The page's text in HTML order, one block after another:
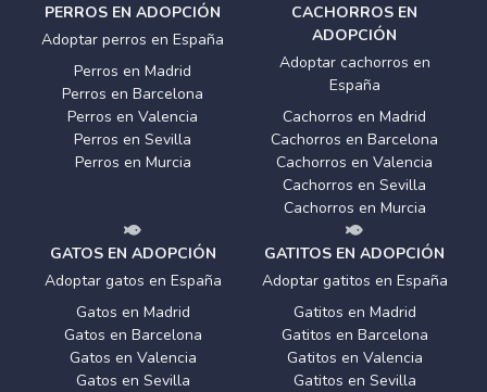
PERROS EN ADOPCIÓN
Adoptar perros en España
Perros en Madrid
Perros en Barcelona
Perros en Valencia
Perros en Sevilla
Perros en Murcia
CACHORROS EN
ADOPCIÓN
Adoptar cachorros en
España
Cachorros en Madrid
Cachorros en Barcelona
Cachorros en Valencia
Cachorros en Sevilla
Cachorros en Murcia
GATOS EN ADOPCIÓN
Adoptar gatos en España
Gatos en Madrid
Gatos en Barcelona
Gatos en Valencia
Gatos en Sevilla
GATITOS EN ADOPCIÓN
Adoptar gatitos en España
Gatitos en Madrid
Gatitos en Barcelona
Gatitos en Valencia
Gatitos en Sevilla